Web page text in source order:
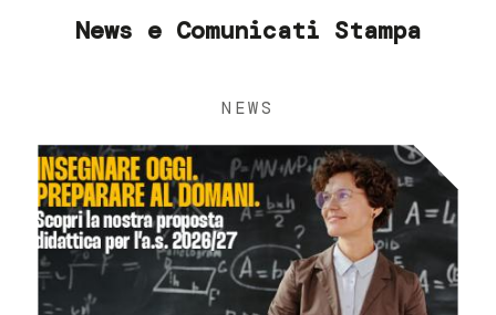
News e Comunicati Stampa
NEWS